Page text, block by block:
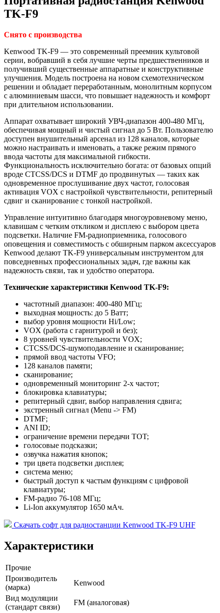
TK-F9
Снято с производства
Kenwood TK-F9 — это современный преемник культовой
серии, вобравший в себя лучшие черты предшественников и
получивший существенные аппаратные и конструктивные
улучшения. Модель построена на новом схемотехническом
решении и обладает переработанным, монолитным корпусом
с алюминиевым шасси, что повышает надежность и комфорт
при длительном использовании.
Аппарат охватывает широкий УВЧ-диапазон 400-480 МГц,
обеспечивая мощный и чистый сигнал до 5 Вт. Пользователю
доступен внушительный арсенал из 128 каналов, которые
можно настраивать и именовать, а также режим прямого
ввода частоты для максимальной гибкости.
Функциональность исключительно богата: от базовых опций
вроде CTCSS/DCS и DTMF до продвинутых — таких как
одновременное прослушивание двух частот, голосовая
активация VOX с настройкой чувствительности, репитерный
сдвиг и сканирование с тонкой настройкой.
Управление интуитивно благодаря многоуровневому меню,
клавишам с четким откликом и дисплею с выбором цвета
подсветки. Наличие FM-радиоприемника, голосового
оповещения и совместимость с обширным парком аксессуаров
Kenwood делают TK-F9 универсальным инструментом для
повседневных профессиональных задач, где важны как
надежность связи, так и удобство оператора.
Технические характеристики Kenwood TK-F9:
частотный диапазон: 400-480 МГц;
выходная мощность: до 5 Ватт;
выбор уровня мощности Hi/Low;
VOX (работа с гарнитурой и без);
8 уровней чувствительности VOX;
CTCSS/DCS-шумоподавление и сканирование;
прямой ввод частоты VFO;
128 каналов памяти;
сканирование;
одновременный мониторинг 2-х частот;
блокировка клавиатуры;
репитерный сдвиг, выбор направления сдвига;
экстренный сигнал (Menu -> FM)
DTMF;
ANI ID;
ограничение времени передачи TOT;
голосовые подсказки;
озвучка нажатия кнопок;
три цвета подсветки дисплея;
система меню;
быстрый доступ к частым функциям с цифровой
клавиатуры;
FM-радио 76-108 МГц;
Li-Ion аккумулятор 1650 мАч.
Скачать cофт для радиостанции Kenwood TK-F9 UHF
Характеристики
Прочие
Производитель
(марка)
Kenwood
Вид модуляции
(стандарт связи)
FM (аналоговая)